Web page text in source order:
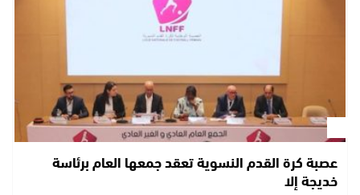
عصبة كرة القدم النسوية تعقد جمعها العام برئاسة
خديجة إلا